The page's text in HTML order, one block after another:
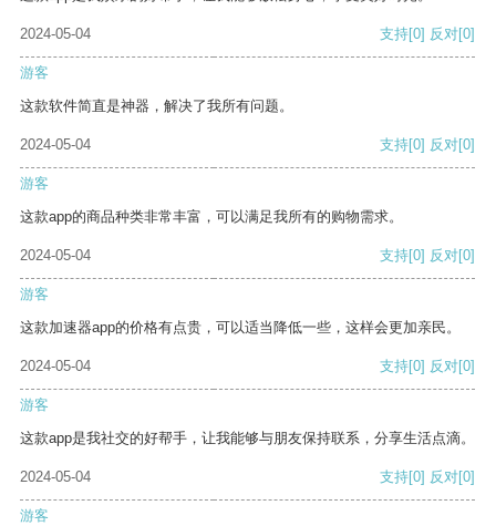
2024-05-04 支持[0] 反对[0]
游客
这款软件简直是神器，解决了我所有问题。
2024-05-04 支持[0] 反对[0]
游客
这款app的商品种类非常丰富，可以满足我所有的购物需求。
2024-05-04 支持[0] 反对[0]
游客
这款加速器app的价格有点贵，可以适当降低一些，这样会更加亲民。
2024-05-04 支持[0] 反对[0]
游客
这款app是我社交的好帮手，让我能够与朋友保持联系，分享生活点滴。
2024-05-04 支持[0] 反对[0]
游客